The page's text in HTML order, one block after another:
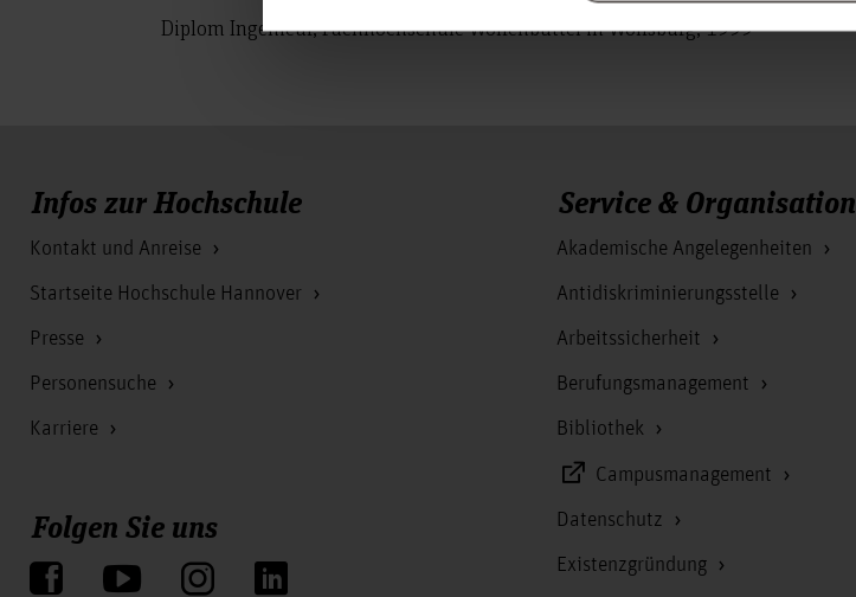
Diplom Ingenieur, Fachhochschule Wolfenbüttel in Wolfsburg, 1999
Infos zur Hochschule
Kontakt und Anreise
Startseite Hochschule Hannover
Presse
Personensuche
Karriere
Folgen Sie uns
Service & Organisation
Akademische Angelegenheiten
Antidiskriminierungsstelle
Arbeitssicherheit
Berufungsmanagement
Bibliothek
Campusmanagement
Datenschutz
Existenzgründung